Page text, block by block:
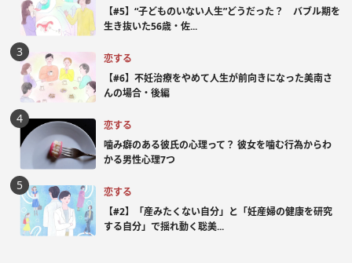
【#5】“子どものいない人生”どうだった？ バブル期を
生き抜いた56歳・佐...
恋する
【#6】不妊治療をやめて人生が前向きになった美南さ
んの場合・後編
恋する
噛み癖のある彼氏の心理って？ 彼女を噛む行為からわ
かる男性心理7つ
恋する
【#2】「産みたくない自分」と「妊産婦の健康を研究
する自分」で揺れ動く聡美...